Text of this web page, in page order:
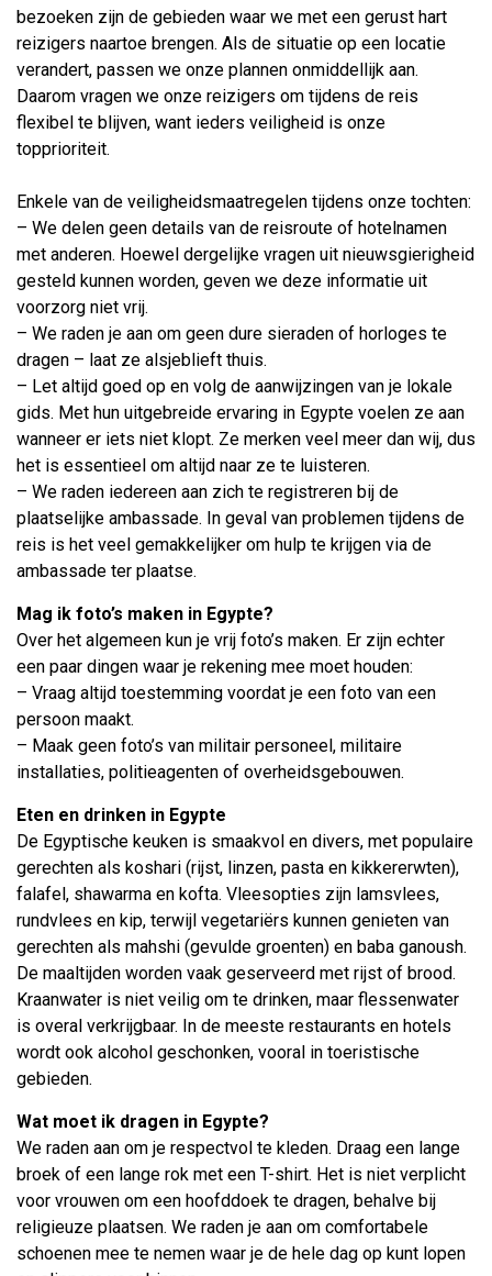
bezoeken zijn de gebieden waar we met een gerust hart
reizigers naartoe brengen. Als de situatie op een locatie
verandert, passen we onze plannen onmiddellijk aan.
Daarom vragen we onze reizigers om tijdens de reis
flexibel te blijven, want ieders veiligheid is onze
topprioriteit.
Enkele van de veiligheidsmaatregelen tijdens onze tochten:
– We delen geen details van de reisroute of hotelnamen
met anderen. Hoewel dergelijke vragen uit nieuwsgierigheid
gesteld kunnen worden, geven we deze informatie uit
voorzorg niet vrij.
– We raden je aan om geen dure sieraden of horloges te
dragen – laat ze alsjeblieft thuis.
– Let altijd goed op en volg de aanwijzingen van je lokale
gids. Met hun uitgebreide ervaring in Egypte voelen ze aan
wanneer er iets niet klopt. Ze merken veel meer dan wij, dus
het is essentieel om altijd naar ze te luisteren.
– We raden iedereen aan zich te registreren bij de
plaatselijke ambassade. In geval van problemen tijdens de
reis is het veel gemakkelijker om hulp te krijgen via de
ambassade ter plaatse.
Mag ik foto’s maken in Egypte?
Over het algemeen kun je vrij foto’s maken. Er zijn echter
een paar dingen waar je rekening mee moet houden:
– Vraag altijd toestemming voordat je een foto van een
persoon maakt.
– Maak geen foto’s van militair personeel, militaire
installaties, politieagenten of overheidsgebouwen.
Eten en drinken in Egypte
De Egyptische keuken is smaakvol en divers, met populaire
gerechten als koshari (rijst, linzen, pasta en kikkererwten),
falafel, shawarma en kofta. Vleesopties zijn lamsvlees,
rundvlees en kip, terwijl vegetariërs kunnen genieten van
gerechten als mahshi (gevulde groenten) en baba ganoush.
De maaltijden worden vaak geserveerd met rijst of brood.
Kraanwater is niet veilig om te drinken, maar flessenwater
is overal verkrijgbaar. In de meeste restaurants en hotels
wordt ook alcohol geschonken, vooral in toeristische
gebieden.
Wat moet ik dragen in Egypte?
We raden aan om je respectvol te kleden. Draag een lange
broek of een lange rok met een T-shirt. Het is niet verplicht
voor vrouwen om een hoofddoek te dragen, behalve bij
religieuze plaatsen. We raden je aan om comfortabele
schoenen mee te nemen waar je de hele dag op kunt lopen